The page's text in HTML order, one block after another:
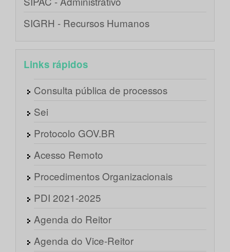
SIGRH - Recursos Humanos
Links rápidos
Consulta pública de processos
Sei
Protocolo GOV.BR
Acesso Remoto
Procedimentos Organizacionais
PDI 2021-2025
Agenda do Reitor
Agenda do Vice-Reitor